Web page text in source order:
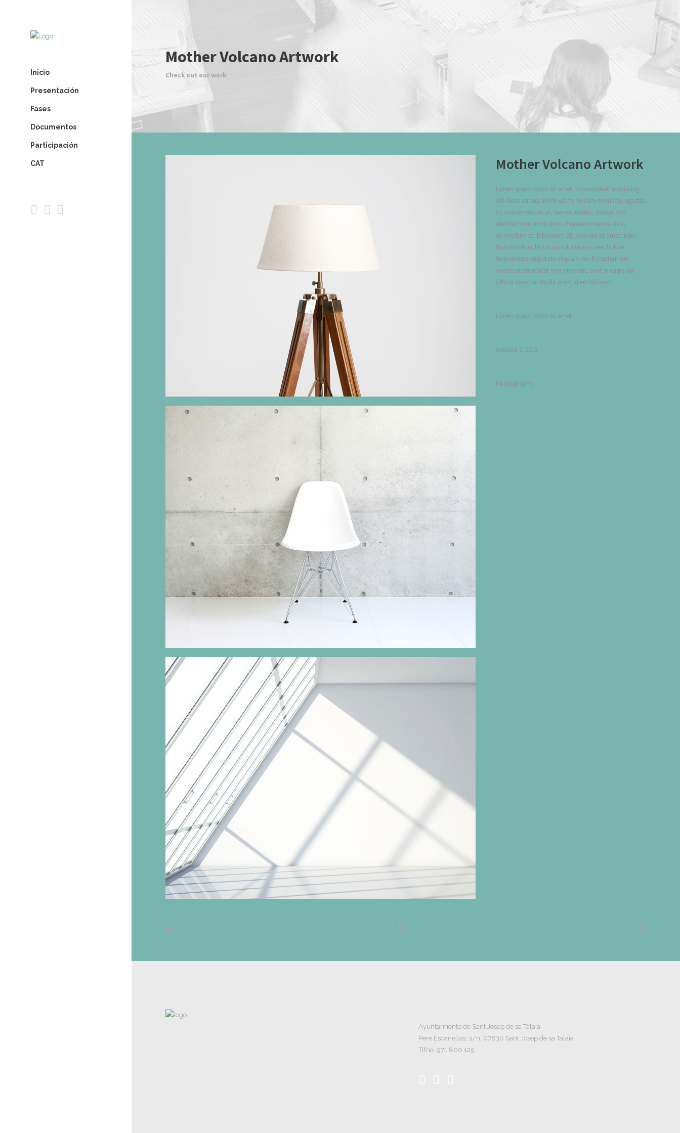
Inicio
Presentación
Fases
Documentos
Participación
CAT
Mother Volcano Artwork
Check out our work
Mother Volcano Artwork
Lorem ipsum dolor sit amet, consectetuer adipiscing
elit. Nam cursus. Morbi ut mi. Nullam enim leo, egestas
id, condimentum at, laoreet mattis, massa. Sed
eleifend nonummy diam. Praesent mauris ante,
elementum et, bibendum at, posuere sit amet, nibh.
Duis tincidunt lectus quis dui viverra vestibulum.
Suspendisse vulputate aliquam dui.Excepteur sint
occaecat cupidatat non proident, sunt in culpa qui
officia deserunt mollit anim id est laborum
Lorem ipsum dolor sit amet
octubre 7, 2013
Photography
Ayuntamiento de Sant Josep de sa Talaia
Pere Escanellas, s/n. 07830 Sant Josep de sa Talaia
Tlfno. 971 800 125